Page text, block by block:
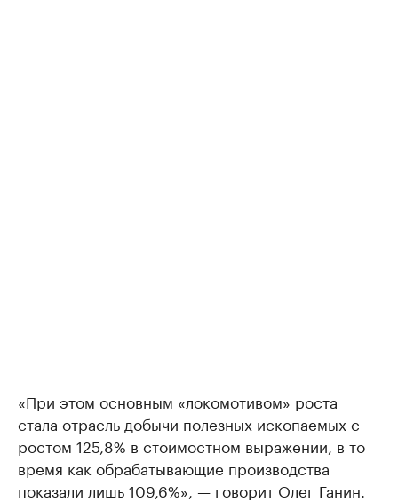
«При этом основным «локомотивом» роста
стала отрасль добычи полезных ископаемых с
ростом 125,8% в стоимостном выражении, в то
время как обрабатывающие производства
показали лишь 109,6%», — говорит Олег Ганин.